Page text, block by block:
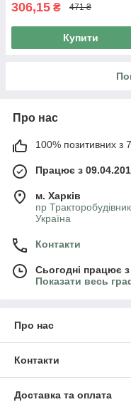
306,15 ₴ 471 ₴
Купити
Про нас
100% позитивних з
Працює з
м. Харків
пр
Україна
Контакти
Сьогодні працює
Показати весь
Про нас
Контакти
Доставка та оплата